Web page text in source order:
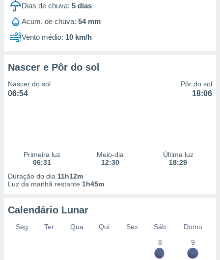
utilizar
de dados
fontes,
Dias de chuva: 5 dias
Acum. de chuva: 54 mm
Vento médio: 10 km/h
Nascer e Pôr do sol
Nascer do sol
06:54
Pôr do sol
18:06
Primeira luz
06:31
Meio-dia
12:30
Última luz
18:29
Duração do dia 11h12m
Luz da manhã restante 1h45m
Calendário Lunar
Seg Ter Qua Qui Sex Sáb
Domo
8
9